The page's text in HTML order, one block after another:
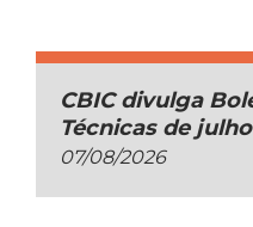
CBIC divulga
Técnicas de
07/08/2026